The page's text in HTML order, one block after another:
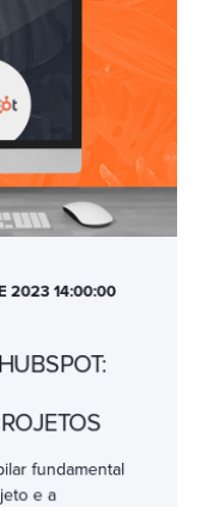
2023 14:00:00
fundamental
e a